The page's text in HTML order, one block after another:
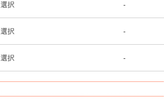
選択 -
選択 -
選択 -